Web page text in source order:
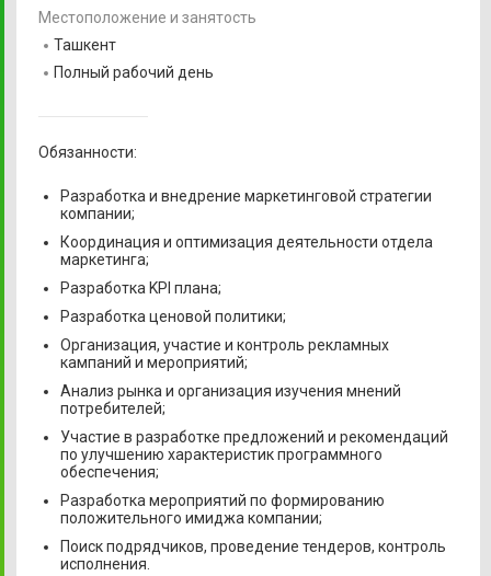
Местоположение и занятость
Ташкент
Полный рабочий день
Обязанности:
Разработка и внедрение маркетинговой стратегии
компании;
Координация и оптимизация деятельности отдела
маркетинга;
Разработка KPI плана;
Разработка ценовой политики;
Организация, участие и контроль рекламных
кампаний и мероприятий;
Анализ рынка и организация изучения мнений
потребителей;
Участие в разработке предложений и рекомендаций
по улучшению характеристик программного
обеспечения;
Разработка мероприятий по формированию
положительного имиджа компании;
Поиск подрядчиков, проведение тендеров, контроль
исполнения.